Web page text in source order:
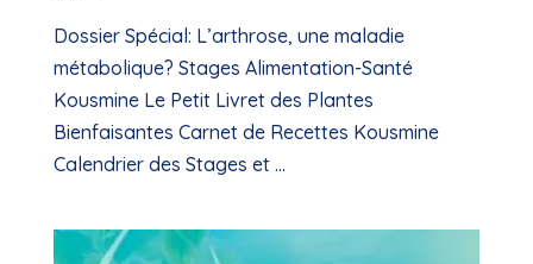
Dossier Spécial: L’arthrose, une maladie
métabolique? Stages Alimentation-Santé
Kousmine Le Petit Livret des Plantes
Bienfaisantes Carnet de Recettes Kousmine
Calendrier des Stages et ...